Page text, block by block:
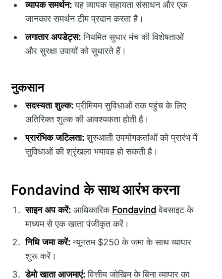
व्यापक समर्थन:यह व्यापक सहायता संसाधन और एक
जानकार समर्थन टीम प्रदान करता है।
लगातार अपडेट्स:नियमित सुधार मंच की विशेषताओं
और सुरक्षा उपायों को सुधारते हैं।
नुकसान
सदस्यता शुल्क:प्रीमियम सुविधाओं तक पहुंच के लिए
अतिरिक्त शुल्क की आवश्यकता होती है।
प्रारंभिक जटिलता:शुरुआती उपयोगकर्ताओं को प्रारंभ में
सुविधाओं की श्रृंखला भयावह हो सकती है।
Fondavind के साथ आरंभ करना
साइन अप करें: आधिकारिक Fondavindवेबसाइट के
माध्यम से एक खाता पंजीकृत करें।
निधि जमा करें:न्यूनतम $250 के जमा के साथ व्यापार
शुरू करें।
डेमो खाता आजमाएं:वित्तीय जोखिम के बिना व्यापार का